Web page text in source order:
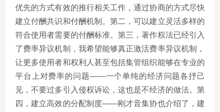
优先的方式有效的推行相关工作，通过协商的方式尽快
建立付酬共识和付酬机制。第二，可以建立灵活多样的
符合使用者需要的付酬标准。第三，著作权法已经引入
了费率异议机制，我希望能够真正激活费率异议机制，
让更多使用者和权利人甚至包括集管组织能够在专业的
平台上对费率的问题——一个单纯的经济问题各抒己
见，不要过多引入侵权诉讼，这也是不经济的做法。第
四，建立高效的分配制度——刚才音集协也介绍了，建